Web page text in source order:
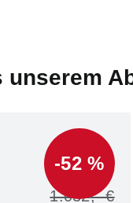
unserem
-52 %
1.032